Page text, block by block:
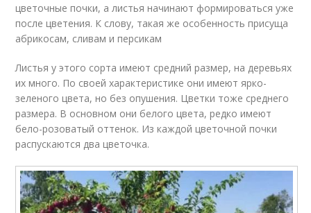
цветочные почки, а листья начинают формироваться уже
после цветения. К слову, такая же особенность присуща
абрикосам, сливам и персикам
Листья у этого сорта имеют средний размер, на деревьях
их много. По своей характеристике они имеют ярко-
зеленого цвета, но без опушения. Цветки тоже среднего
размера. В основном они белого цвета, редко имеют
бело-розоватый оттенок. Из каждой цветочной почки
распускаются два цветочка.